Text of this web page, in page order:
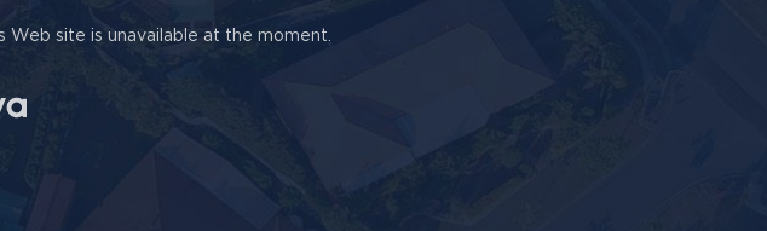
site is unavailable at the moment.